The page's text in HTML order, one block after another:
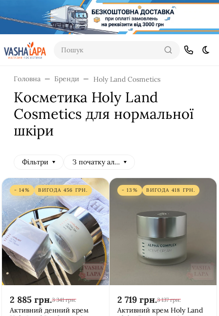
Пошук
Головна Бренди Holy Land Cosmetics
Косметика Holy Land
Cosmetics для нормальної
шкіри
Фільтри З початку алфавіту
- 14% ВИГОДА 456 ГРН.
2 885 грн.3 341 грн.
Активний денний крем
- 13% ВИГОДА 418 ГРН.
2 719 грн.3 137 грн.
Активний крем Holy Land